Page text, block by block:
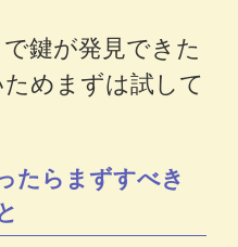
鍵が発見できた
めまずは試して
たらまずすべき